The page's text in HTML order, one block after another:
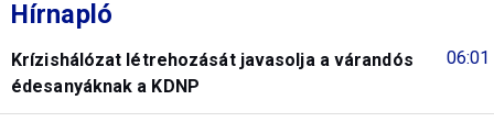
Hírnapló
06:01
Krízishálózat létrehozását javasolja a várandós
édesanyáknak a KDNP